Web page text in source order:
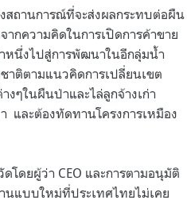
สถานการณ์ที่จะส่งผลกระทบต่อผืน
กความคิดในการเปิดการค้าขาย
หนึ่งไปสู่การพัฒนาในอีกลุ่มน้ำ
าติตามแนวคิดการเปลี่ยนเขต
งๆในผืนป่าและไล่ลูกจ้างเก่า
และต้องทัดทานโครงการเหมือง
โดยผู้ว่า CEO และการตามอนุมัติ
นแบบใหม่ที่ประเทศไทยไม่เคย